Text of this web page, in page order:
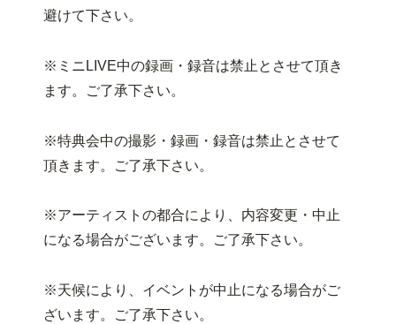
避けて下さい。
※ミニLIVE中の録画・録音は禁止とさせて頂き
ます。ご了承下さい。
※特典会中の撮影・録画・録音は禁止とさせて
頂きます。ご了承下さい。
※アーティストの都合により、内容変更・中止
になる場合がございます。ご了承下さい。
※天候により、イベントが中止になる場合がご
ざいます。ご了承下さい。